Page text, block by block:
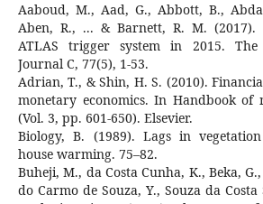
Aaboud, M., Aad, G., Abbott, B.,
Aben, R., ... & Barnett, R. M. (2017).
ATLAS trigger system in 2015. The
Journal C, 77(5), 1-53.
Adrian, T., & Shin, H. S. (2010).
monetary economics. In Handbook of
(Vol. 3, pp. 601-650). Elsevier.
Biology, B. (1989). Lags in
house warming. 75–82.
Buheji, M., da Costa Cunha, K., Beka,
do Carmo de Souza, Y., Souza da